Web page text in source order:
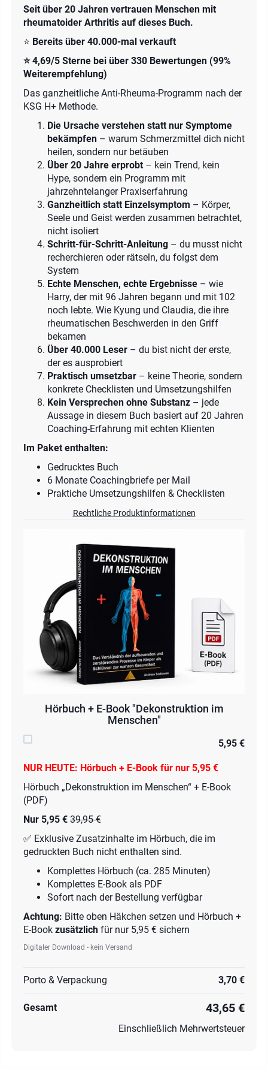
Seit über 20 Jahren vertrauen Menschen mit
rheumatoider Arthritis auf dieses Buch.
⭐ Bereits über 40.000-mal verkauft
⭐ 4,69/5 Sterne bei über 330 Bewertungen (99%
Weiterempfehlung)
Das ganzheitliche Anti-Rheuma-Programm nach der
KSG H+ Methode.
Die Ursache verstehen statt nur Symptome
bekämpfen – warum Schmerzmittel dich nicht
heilen, sondern nur betäuben
Über 20 Jahre erprobt – kein Trend, kein
Hype, sondern ein Programm mit
jahrzehntelanger Praxiserfahrung
Ganzheitlich statt Einzelsymptom – Körper,
Seele und Geist werden zusammen betrachtet,
nicht isoliert
Schritt-für-Schritt-Anleitung – du musst nicht
recherchieren oder rätseln, du folgst dem
System
Echte Menschen, echte Ergebnisse – wie
Harry, der mit 96 Jahren begann und mit 102
noch lebte. Wie Kyung und Claudia, die ihre
rheumatischen Beschwerden in den Griff
bekamen
Über 40.000 Leser – du bist nicht der erste,
der es ausprobiert
Praktisch umsetzbar – keine Theorie, sondern
konkrete Checklisten und Umsetzungshilfen
Kein Versprechen ohne Substanz – jede
Aussage in diesem Buch basiert auf 20 Jahren
Coaching-Erfahrung mit echten Klienten
Im Paket enthalten:
Gedrucktes Buch
6 Monate Coachingbriefe per Mail
Praktiche Umsetzungshilfen & Checklisten
Rechtliche Produktinformationen
Hörbuch + E-Book "Dekonstruktion im
Menschen"
5,95 €
NUR HEUTE: Hörbuch + E-Book für nur 5,95 €
Hörbuch „Dekonstruktion im Menschen“ + E-Book
(PDF)
Nur 5,95 € 39,95 €
✅ Exklusive Zusatzinhalte im Hörbuch, die im
gedruckten Buch nicht enthalten sind.
Komplettes Hörbuch (ca. 285 Minuten)
Komplettes E-Book als PDF
Sofort nach der Bestellung verfügbar
Achtung: Bitte oben Häkchen setzen und Hörbuch +
E-Book zusätzlich für nur 5,95 € sichern
Digitaler Download - kein Versand
Porto & Verpackung 3,70 €
Gesamt 43,65 €
Einschließlich Mehrwertsteuer